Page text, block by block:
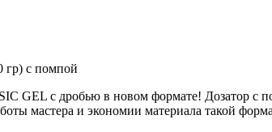
гр) с помпой
GEL с дробью в новом формате! Дозатор с
мастера и экономии материала такой